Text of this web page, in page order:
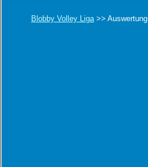
Blobby Volley Liga>> Auswertung